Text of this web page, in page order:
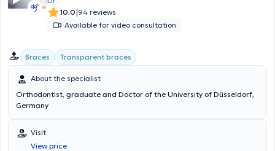
10.0|94 reviews
Available for video consultation
Braces Transparent braces
About the specialist
Orthodontist, graduate and Doctor of the University of Düsseldorf,
Germany
Visit
View price